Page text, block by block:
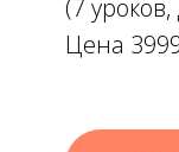
(7
Цена